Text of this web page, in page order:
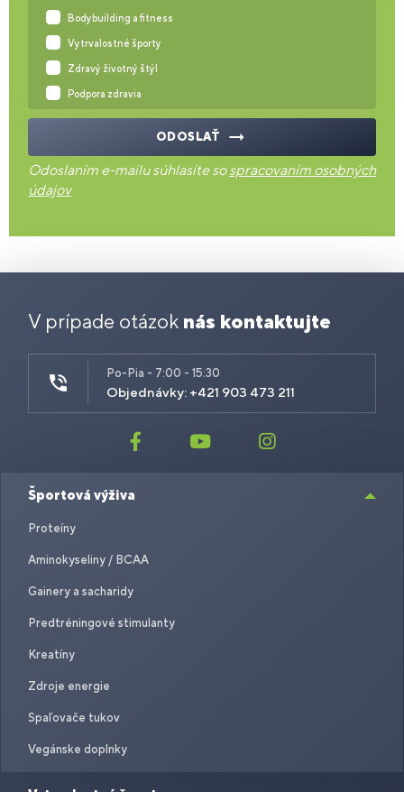
Bodybuilding a fitness
Vytrvalostné športy
Zdravý životný štýl
Podpora zdravia
ODOSLAŤ
Odoslaním e-mailu súhlasíte sospracovaním osobných
údajov
V prípade otázok nás kontaktujte
Po-Pia - 7:00 - 15:30
Objednávky: +421 903 473 211
Športová výživa
Proteíny
Aminokyseliny / BCAA
Gainery a sacharidy
Predtréningové stimulanty
Kreatíny
Zdroje energie
Spaľovače tukov
Vegánske doplnky